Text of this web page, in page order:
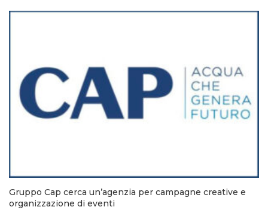
Gruppo Cap cerca un’agenzia per campagne creative e
organizzazione di eventi